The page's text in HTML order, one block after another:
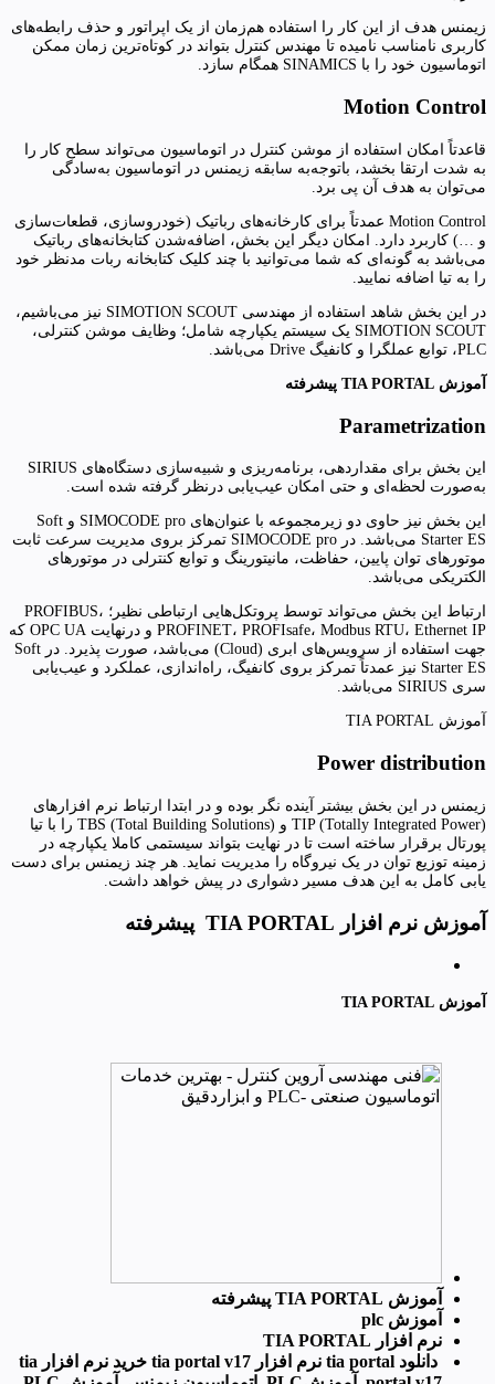
زیمنس هدف از این کار را استفاده هم‌زمان از یک اپراتور و حذف رابطه‌های
کاربری نامناسب نامیده تا مهندس کنترل بتواند در کوتاه‌ترین زمان ممکن
اتوماسیون خود را با SINAMICS همگام سازد.
Motion Control
قاعدتاً امکان استفاده از موشن کنترل در اتوماسیون می‌تواند سطح کار را
به شدت ارتقا بخشد، باتوجه‌به سابقه زیمنس در اتوماسیون به‌سادگی
می‌توان به هدف آن پی برد.
Motion Control عمدتاً برای کارخانه‌های رباتیک (خودروسازی، قطعات‌سازی
و …) کاربرد دارد. امکان دیگر این بخش، اضافه‌شدن کتابخانه‌های رباتیک
می‌باشد به گونه‌ای که شما می‌توانید با چند کلیک کتابخانه ربات مدنظر خود
را به تیا اضافه نمایید.
در این بخش شاهد استفاده از مهندسی SIMOTION SCOUT نیز می‌باشیم،
SIMOTION SCOUT یک سیستم یکپارچه شامل؛ وظایف موشن کنترلی،
PLC، توابع عملگرا و کانفیگ Drive می‌باشد.
آموزش TIA PORTAL پیشرفته
Parametrization
این بخش برای مقداردهی، برنامه‌ریزی و شبیه‌سازی دستگاه‌های SIRIUS
به‌صورت لحظه‌ای و حتی امکان عیب‌یابی درنظر گرفته شده است.
این بخش نیز حاوی دو زیرمجموعه با عنوان‌های SIMOCODE pro و Soft
Starter ES می‌باشد. در SIMOCODE pro تمرکز بروی مدیریت سرعت ثابت
موتورهای توان پایین، حفاظت، مانیتورینگ و توابع کنترلی در موتورهای
الکتریکی می‌باشد.
ارتباط این بخش می‌تواند توسط پروتکل‌هایی ارتباطی نظیر؛ PROFIBUS،
PROFINET، PROFIsafe، Modbus RTU، Ethernet IP و درنهایت OPC UA که
جهت استفاده از سرویس‌های ابری (Cloud) می‌باشد، صورت پذیرد. در Soft
Starter ES نیز عمدتاً تمرکز بروی کانفیگ، راه‌اندازی، عملکرد و عیب‌یابی
سری SIRIUS می‌باشد.
آموزش TIA PORTAL
Power distribution
زیمنس در این بخش بیشتر آینده نگر بوده و در ابتدا ارتباط نرم افزارهای
TIP (Totally Integrated Power) و TBS (Total Building Solutions) را با تیا
پورتال برقرار ساخته است تا در نهایت بتواند سیستمی کاملا یکپارچه در
زمینه توزیع توان در یک نیروگاه را مدیریت نماید. هر چند زیمنس برای دست
یابی کامل به این هدف مسیر دشواری در پیش خواهد داشت.
آموزش نرم افزار TIA PORTAL پیشرفته
آموزش TIA PORTAL
آموزش TIA PORTAL پیشرفته
آموزش plc
نرم افزار TIA PORTAL
دانلود tia portal نرم افزار tia portal v17 خرید نرم افزار tia